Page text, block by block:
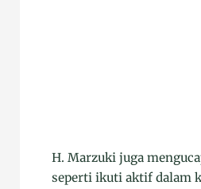
H. Marzuki juga
seperti ikuti aktif dalam